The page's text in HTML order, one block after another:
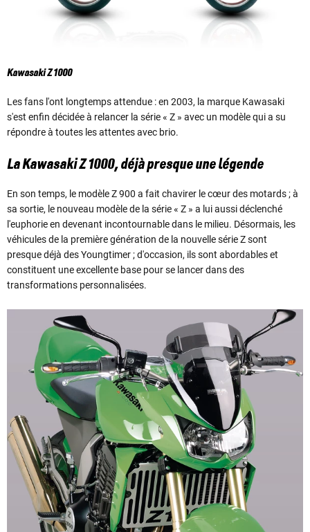
Kawasaki Z 1000
Les fans l'ont longtemps attendue : en 2003, la marque Kawasaki
s'est enfin décidée à relancer la série « Z » avec un modèle qui a su
répondre à toutes les attentes avec brio.
La Kawasaki Z 1000, déjà presque une légende
En son temps, le modèle Z 900 a fait chavirer le cœur des motards ; à
sa sortie, le nouveau modèle de la série « Z » a lui aussi déclenché
l'euphorie en devenant incontournable dans le milieu. Désormais, les
véhicules de la première génération de la nouvelle série Z sont
presque déjà des Youngtimer ; d'occasion, ils sont abordables et
constituent une excellente base pour se lancer dans des
transformations personnalisées.